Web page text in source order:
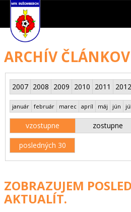
ARCHÍV ČLÁNKOV
2007 2008 2009 2010 2011 2012
január február marec apríl máj jún júl
vzostupne zostupne
posledných 30
ZOBRAZUJEM
AKTUALÍT.